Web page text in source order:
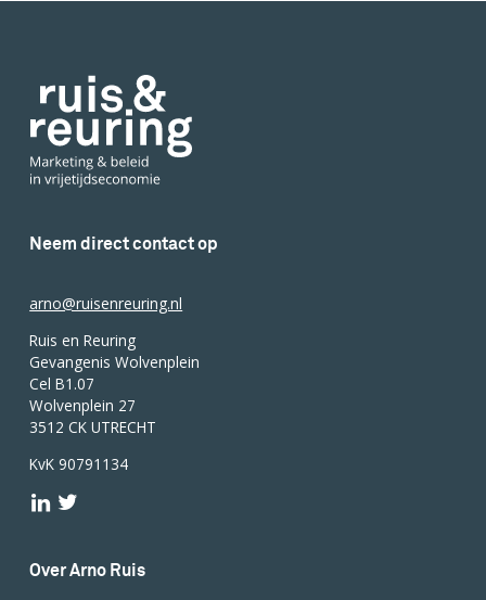
Neem direct contact op
arno@ruisenreuring.nl
Ruis en Reuring
Gevangenis Wolvenplein
Cel B1.07
Wolvenplein 27
3512 CK UTRECHT
KvK 90791134
Over Arno Ruis